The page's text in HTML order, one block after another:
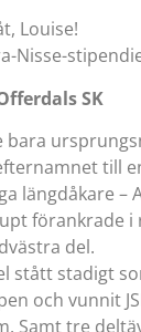
Louise!
Nisse-
SK
bara
till
längdåkare –
förankrade i
del.
stått stadigt
och vunnit
Samt tre